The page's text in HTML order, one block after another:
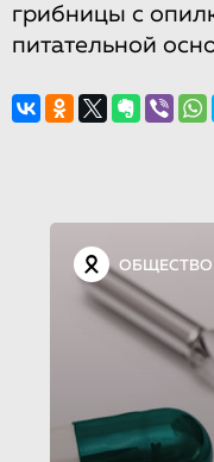
грибницы с
питательной
ОБЩЕСТВО